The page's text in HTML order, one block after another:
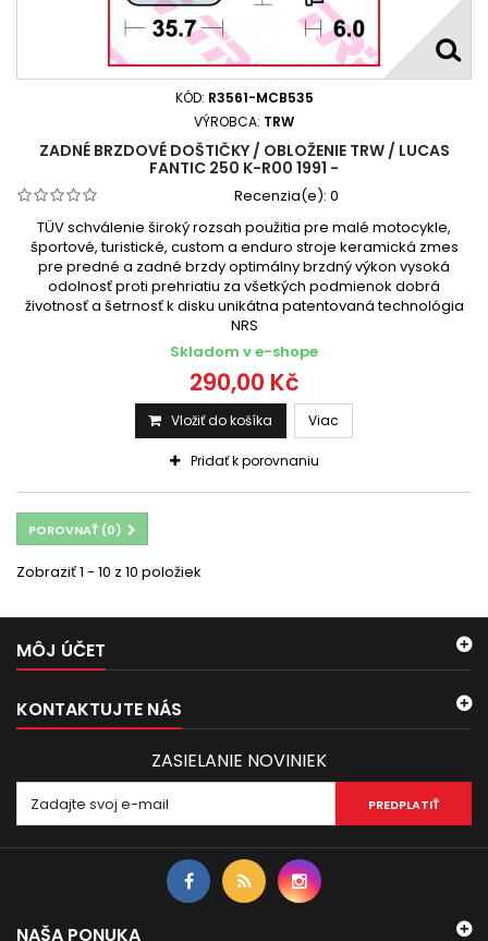
KÓD: R3561-MCB535
VÝROBCA: TRW
ZADNÉ BRZDOVÉ DOŠTIČKY / OBLOŽENIE TRW / LUCAS
FANTIC 250 K-R00 1991 -
Recenzia(e): 0
TÜV schválenie široký rozsah použitia pre malé motocykle,
športové, turistické, custom a enduro stroje keramická zmes
pre predné a zadné brzdy optimálny brzdný výkon vysoká
odolnosť proti prehriatiu za všetkých podmienok dobrá
životnosť a šetrnosť k disku unikátna patentovaná technológia
NRS
Skladom v e-shope
290,00 Kč
Vložiť do košíka Viac
Pridať k porovnaniu
POROVNAŤ (0)
Zobraziť 1 - 10 z 10 položiek
MÔJ ÚČET
KONTAKTUJTE NÁS
ZASIELANIE NOVINIEK
PREDPLATIŤ
NAŠA PONUKA